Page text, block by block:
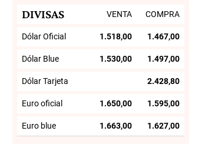
DIVISAS VENTA COMPRA
Dólar Oficial 1.518,00 1.467,00
Dólar Blue 1.530,00 1.497,00
Dólar Tarjeta 2.428,80
Euro oficial 1.650,00 1.595,00
Euro blue 1.663,00 1.627,00